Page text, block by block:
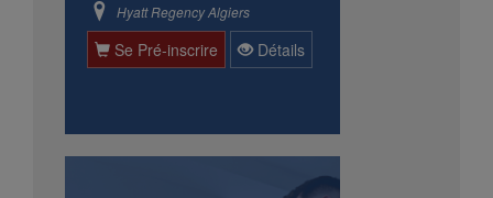
Hyatt Regency Algiers
Se Pré-inscrire Détails